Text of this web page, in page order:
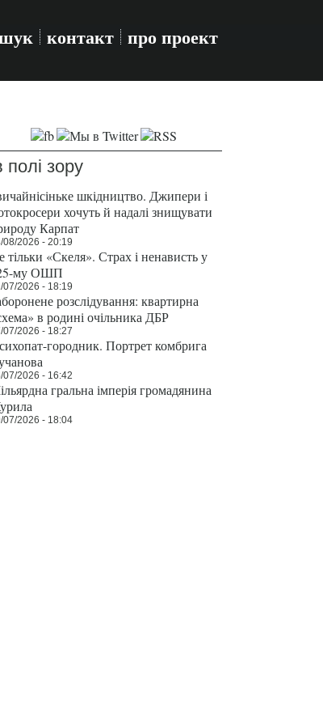
контакт про проект
полі зору
шкідництво. Джипери і
хочуть й надалі знищувати
Карпат
08/2026 - 20:19
тільки «Скеля». Страх і ненависть у
му ОШП
07/2026 - 18:19
розслідування: квартирна
в родині очільника ДБР
07/2026 - 18:27
городник. Портрет комбрига
07/2026 - 16:42
гральна імперія громадянина
07/2026 - 18:04